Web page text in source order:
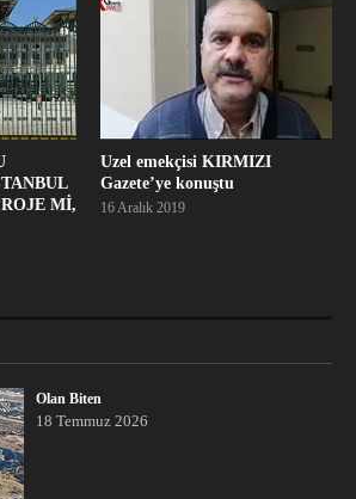
Mİ,
Uzel emekçisi KIRMIZI
Gazete’ye konuştu
16 Aralık 2019
Olan Biten
18 Temmuz 2026